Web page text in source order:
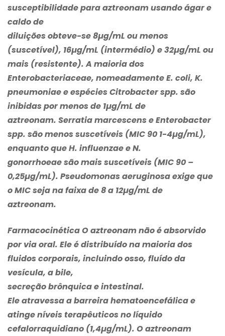
susceptibilidade para aztreonam usando ágar e
caldo de
diluições obteve-se 8µg/mL ou menos
(suscetível), 16µg/mL (intermédio) e 32µg/mL ou
mais (resistente). A maioria dos
Enterobacteriaceae, nomeadamenteE. coli, K.
pneumoniaee espécies Citrobacter spp. são
inibidas por menos de 1µg/mL de
aztreonam. Serratia marcescens eEnterobacter
spp. são menos suscetíveis (MIC 90 1-4µg/mL),
enquanto queH. influenzaeeN.
gonorrhoeaesão mais suscetíveis (MIC 90 –
0,25µg/mL). Pseudomonas aeruginosaexige que
o MIC seja na faixa de 8 a 12µg/mL de
aztreonam.
Farmacocinética O aztreonam não é absorvido
por via oral. Ele é distribuído na maioria dos
fluidos corporais, incluindo osso, fluído da
vesícula, a bile,
secreção brônquica e intestinal.
Ele atravessa a barreira hematoencefálica e
atinge níveis terapêuticos no líquido
cefalorraquidiano (1,4µg/mL). O aztreonam